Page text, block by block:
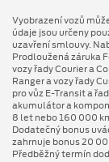
Vyobrazení vozů
údaje jsou určeny
uzavření smlouvy.
Prodloužená záruka
vozy řady Courier a
Ranger a vozy řady
pro vůz E-Transit a
akumulátor a
8 let nebo 160 000
Dodatečný bonus
zahrnuje bonus 20
Předběžný termín